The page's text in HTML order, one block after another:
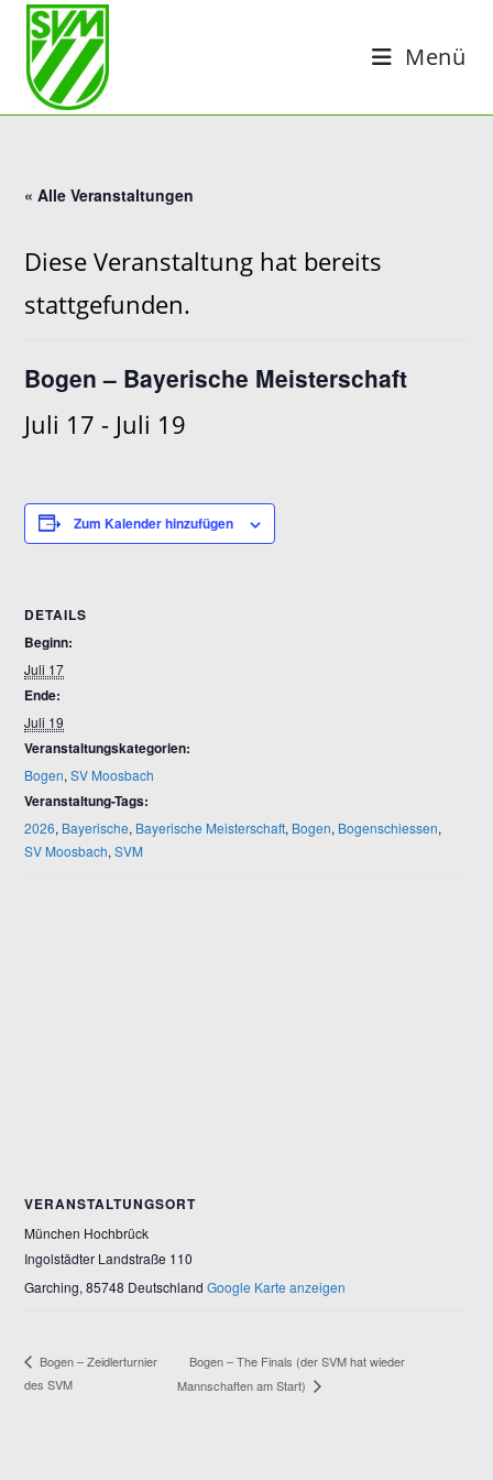
Zum
Inhalt
springen
Menü
« Alle Veranstaltungen
Diese Veranstaltung hat bereits
stattgefunden.
Bogen – Bayerische Meisterschaft
Juli 17 - Juli 19
Zum Kalender hinzufügen
DETAILS
Beginn:
Juli 17
Ende:
Juli 19
Veranstaltungskategorien:
Bogen,SV Moosbach
Veranstaltung-Tags:
2026, Bayerische, Bayerische Meisterschaft, Bogen, Bogenschiessen,
SV Moosbach,SVM
VERANSTALTUNGSORT
München Hochbrück
Ingolstädter Landstraße 110
Garching, 85748 Deutschland Google Karte anzeigen
Bogen – Zeidlerturnier
des SVM
Bogen – The Finals (der SVM hat wieder
Mannschaften am Start)